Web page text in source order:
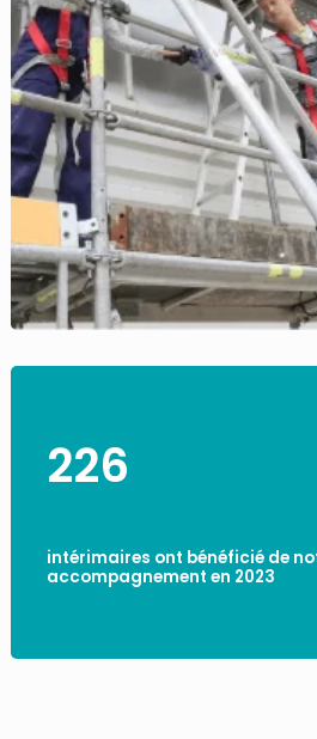
226
intérimaires ont bénéficié de
accompagnement en 2023